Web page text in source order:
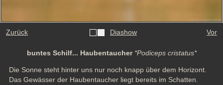
Zurück Diashow Vor
buntes Schilf... Haubentaucher *Podiceps cristatus*
Die Sonne steht hinter uns nur noch knapp über dem Horizont.
Das Gewässer der Haubentaucher liegt bereits im Schatten.